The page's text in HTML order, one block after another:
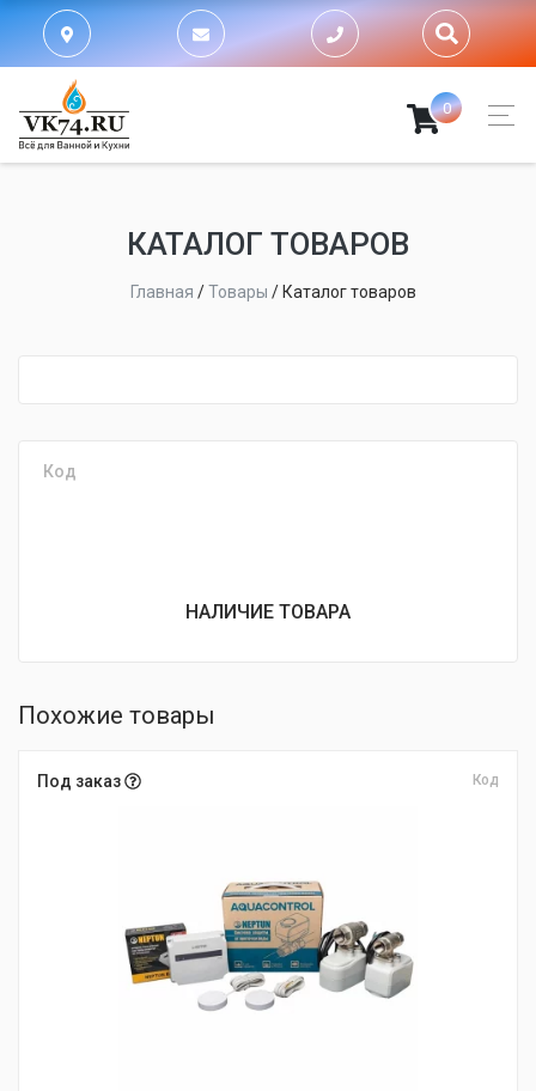
0
КАТАЛОГ ТОВАРОВ
Главная /Товары / Каталог товаров
Код
НАЛИЧИЕ ТОВАРА
Похожие товары
Под заказ Код